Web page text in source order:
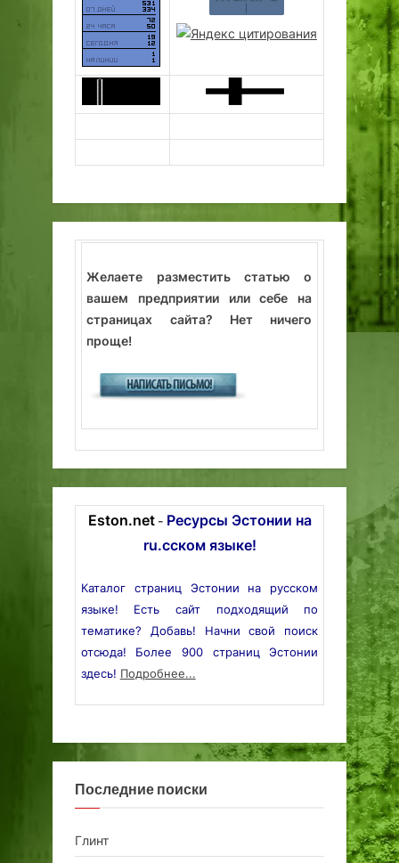
Желаете разместить статью о
вашем предприятии или себе на
страницах сайта? Нет ничего
проще!
Eston.net- Ресурсы Эстонии на
ru.сском языке!
Каталог страниц Эстонии на русском
языке! Есть сайт подходящий по
тематике? Добавь! Начни свой поиск
отсюда! Более 900 страниц Эстонии
здесь! Подробнее...
Последние поиски
Глинт